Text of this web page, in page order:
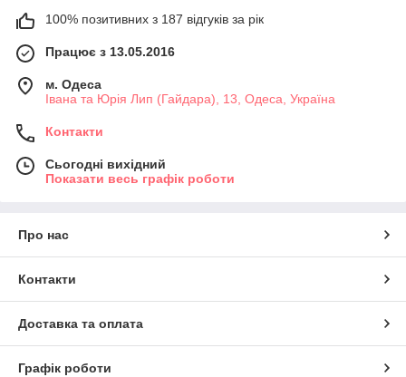
100% позитивних з 187 відгуків за рік
Працює з 13.05.2016
м. Одеса
Івана та Юрія Лип (Гайдара), 13, Одеса, Україна
Контакти
Сьогодні вихідний
Показати весь графік роботи
Про нас
Контакти
Доставка та оплата
Графік роботи